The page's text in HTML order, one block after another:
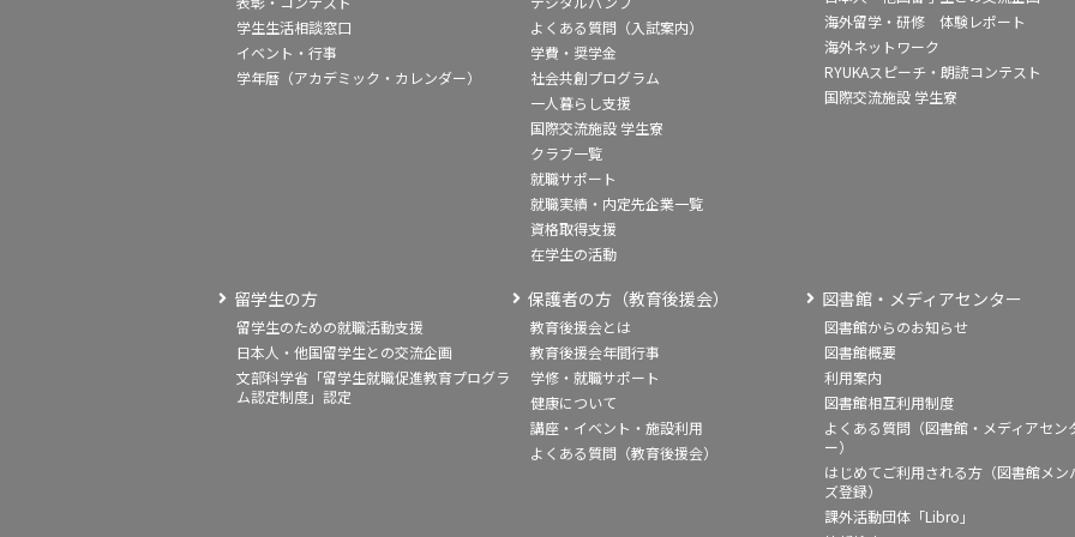
学生生活相談窓口
イベント・行事
学年暦（アカデミック・カレンダー）
よくある質問（入試案内）
学費・奨学金
社会共創プログラム
一人暮らし支援
国際交流施設 学生寮
クラブ一覧
就職サポート
就職実績・内定先企業一覧
資格取得支援
在学生の活動
海外留学・研修 体験レポート
海外ネットワーク
RYUKAスピーチ・朗読コンテスト
国際交流施設 学生寮
留学生の方
留学生のための就職活動支援
日本人・他国留学生との交流企画
文部科学省「留学生就職促進教育プログラ
ム認定制度」認定
保護者の方（教育後援会）
教育後援会とは
教育後援会年間行事
学修・就職サポート
健康について
講座・イベント・施設利用
よくある質問（教育後援会）
図書館・メディアセンター
図書館からのお知らせ
図書館概要
利用案内
図書館相互利用制度
よくある質問（図書館・メディアセン
ー）
はじめてご利用される方（図書館メン
ズ登録）
課外活動団体「Libro」